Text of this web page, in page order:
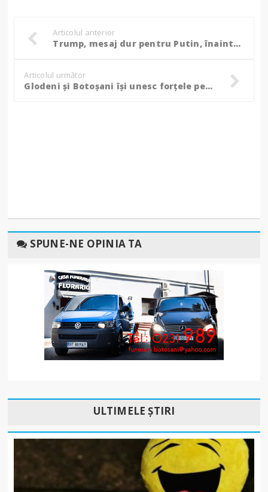
Articolul anterior
Trump, mesaj dur pentru Putin, înaintea summitului din Alaska: „Vor fi consecințe foarte grave!”
Articolul următor
Glodeni și Botoșani își unesc forțele pentru a face față dezastrelor – proiect transfrontalier de peste 1,6 milioane de euro!
SPUNE-NE OPINIA TA
ULTIMELE ȘTIRI